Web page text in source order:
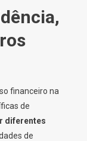
financeiro na
de
diferentes
de